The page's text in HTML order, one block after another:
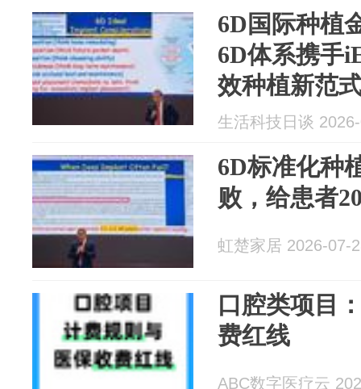
6D国际种植
6D体系携手
效种植新范
生活科技日谈
6D标准化种
败，给患者
虹楚家居 2026-07-
口腔类项目
费红线
ABC数字医疗云